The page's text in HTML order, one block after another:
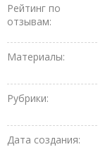
Рейтинг по
отзывам:
Материалы:
Рубрики:
Дата создания: